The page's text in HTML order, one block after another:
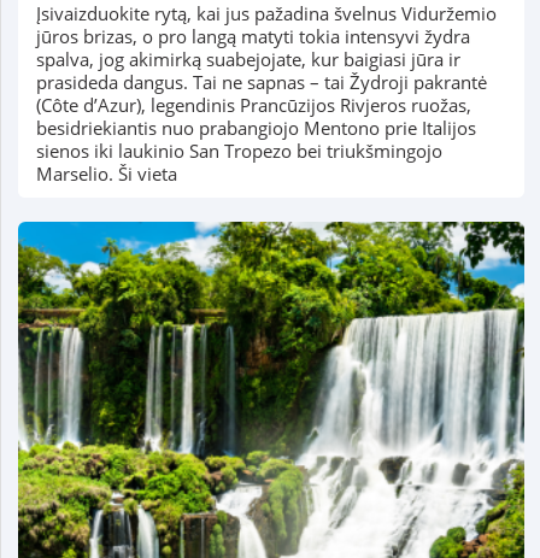
Įsivaizduokite rytą, kai jus pažadina švelnus Viduržemio
jūros brizas, o pro langą matyti tokia intensyvi žydra
spalva, jog akimirką suabejojate, kur baigiasi jūra ir
prasideda dangus. Tai ne sapnas – tai Žydroji pakrantė
(Côte d’Azur), legendinis Prancūzijos Rivjeros ruožas,
besidriekiantis nuo prabangiojo Mentono prie Italijos
sienos iki laukinio San Tropezo bei triukšmingojo
Marselio. Ši vieta